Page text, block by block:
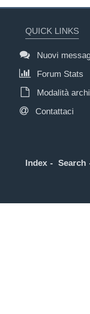
QUICK LINKS
Nuovi
Forum Stats
Modalità
Contattaci
Index Search